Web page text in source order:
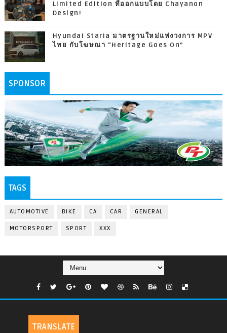
Limited Edition ที่ออกแบบโดย Chayanon
Design!
Hyundai Staria มาตรฐานใหม่แห่งวงการ MPV
ไทย กับโฆษณา “Heritage Goes On”
SPONSOR
TAGS
AUTOMOTIVE BIKE CA CAR GENERAL
MOTORSPORT SPORT XXX
TRANSLATE